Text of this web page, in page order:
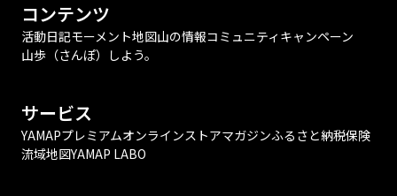
コンテンツ
活動日記モーメント地図山の情報コミュニティ キャンペーン
山歩（さんぽ）しよう。
サービス
YAMAPプレミアムオンラインストアマガジンふるさと納税保険
流域地図YAMAP LABO